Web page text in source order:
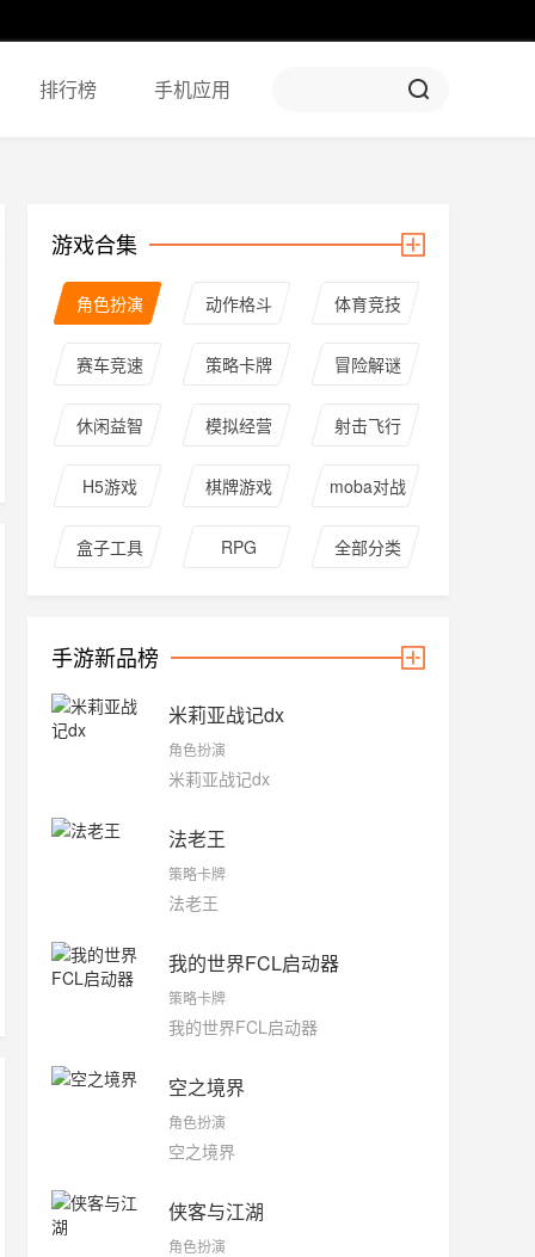
排行榜 手机应用
游戏合集
角色扮演 动作格斗 体育竞技
赛车竞速 策略卡牌 冒险解谜
休闲益智 模拟经营 射击飞行
H5游戏 棋牌游戏 moba对战
盒子工具 RPG 全部分类
手游新品榜
米莉亚战记dx
角色扮演
米莉亚战记dx
法老王
策略卡牌
法老王
我的世界FCL启动器
策略卡牌
我的世界FCL启动器
空之境界
角色扮演
空之境界
侠客与江湖
角色扮演